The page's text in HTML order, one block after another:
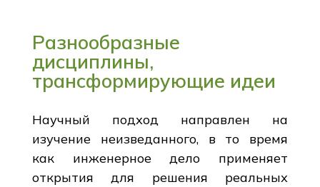
Разнообразные
дисциплины,
трансформирующие идеи
Научный подход направлен на
изучение неизведанного, в то время
как инженерное дело применяет
открытия для решения реальных